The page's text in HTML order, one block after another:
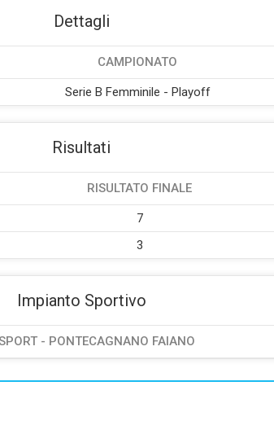
Dettagli
CAMPIONATO
Serie B Femminile - Playoff
Risultati
RISULTATO FINALE
7
3
Impianto Sportivo
- PONTECAGNANO FAIANO